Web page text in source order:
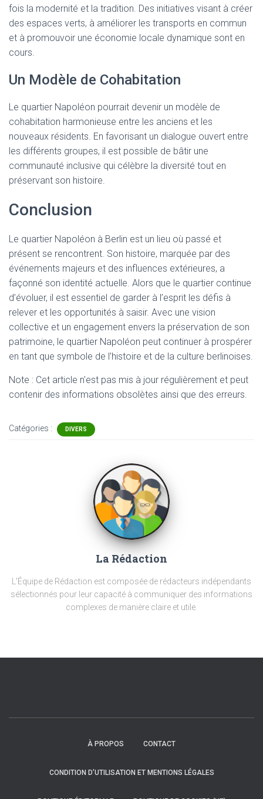
fois la modernité et la tradition. Des initiatives visant à créer
des espaces verts, à améliorer les transports en commun
et à promouvoir une économie locale dynamique sont en
cours.
Un Modèle de Cohabitation
Le quartier Napoléon pourrait devenir un modèle de
cohabitation harmonieuse entre les anciens et les
nouveaux résidents. En favorisant un dialogue ouvert entre
les différents groupes, il est possible de bâtir une
communauté inclusive qui célèbre la diversité tout en
préservant son histoire.
Conclusion
Le quartier Napoléon à Berlin est un lieu où passé et
présent se rencontrent. Son histoire, marquée par des
événements majeurs et des influences extérieures, a
façonné son identité actuelle. Alors que le quartier continue
d’évoluer, il est essentiel de garder à l’esprit les défis à
relever et les opportunités à saisir. Avec une vision
collective et un engagement envers la préservation de son
patrimoine, le quartier Napoléon peut continuer à prospérer
en tant que symbole de l’histoire et de la culture berlinoises.
Note : Cet article n'est pas mis à jour régulièrement et peut
contenir des informations obsolètes ainsi que des erreurs.
Catégories : DIVERS
La Rédaction
L'Équipe de Rédaction est composée de rédacteurs indépendants
sélectionnés pour leur capacité à communiquer des informations
complexes de manière claire et utile.
À PROPOS CONTACT
CONDITION D’UTILISATION ET MENTIONS LÉGALES